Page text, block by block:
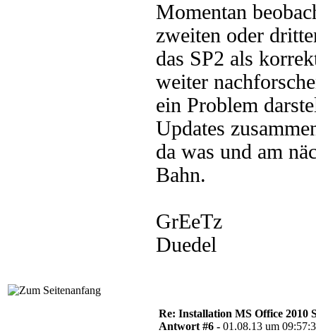
Momentan
zweiten oder
das SP2 als
weiter
ein Problem
Updates
da was und am
Bahn.
GrEeTz
Duedel
Re: Installation MS Office 2010
Antwort #6 - 01.08.13 um